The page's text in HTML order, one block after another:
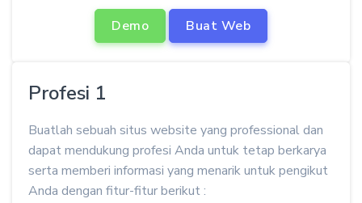
Demo Buat Web
Profesi 1
Buatlah sebuah situs website yang professional dan
dapat mendukung profesi Anda untuk tetap berkarya
serta memberi informasi yang menarik untuk pengikut
Anda dengan fitur-fitur berikut :